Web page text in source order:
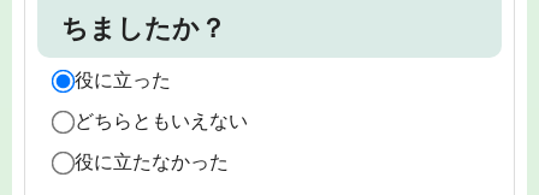
ちましたか？
役に立った
どちらともいえない
役に立たなかった